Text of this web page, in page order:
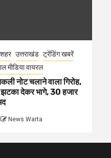
उत्तराखंड ट्रेंडिंग खबरें
मीडिया वायरल
नोट चलाने वाला गिरोह,
देकर भागे, 30 हजार
News Warta